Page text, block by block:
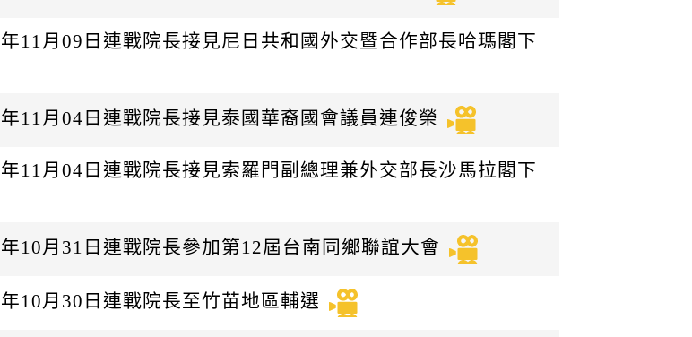
11月09日連戰院長接見尼日共和國外交暨合作部長哈瑪閣下
11月04日連戰院長接見泰國華裔國會議員連俊榮
11月04日連戰院長接見索羅門副總理兼外交部長沙馬拉閣下
10月31日連戰院長參加第12屆台南同鄉聯誼大會
10月30日連戰院長至竹苗地區輔選